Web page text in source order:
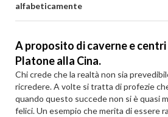
alfabeticamente
A proposito di caverne e centri
Platone alla Cina.
Chi crede che la realtà non sia
ricredere. A volte si tratta di profezie
quando questo succede non si è quasi
felici. Un esempio che merita di essere